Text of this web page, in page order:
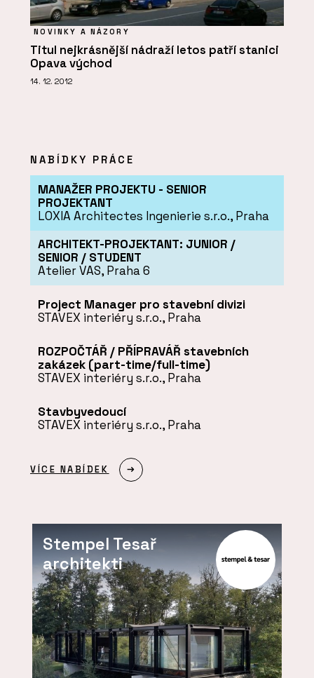
NOVINKY A NÁZORY
Titul nejkrásnější nádraží letos patří stanici
Opava východ
14. 12. 2012
NABÍDKY PRÁCE
MANAŽER PROJEKTU - SENIOR
PROJEKTANT
LOXIA Architectes Ingenierie s.r.o., Praha
ARCHITEKT-PROJEKTANT: JUNIOR /
SENIOR / STUDENT
Atelier VAS, Praha 6
Project Manager pro stavební divizi
STAVEX interiéry s.r.o., Praha
ROZPOČTÁŘ / PŘÍPRAVÁŘ stavebních
zakázek (part-time/full-time)
STAVEX interiéry s.r.o., Praha
Stavbyvedoucí
STAVEX interiéry s.r.o., Praha
VÍCE NABÍDEK
Stempel Tesař
architekti